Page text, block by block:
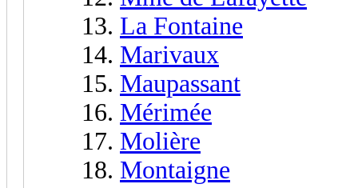
La Fontaine
Marivaux
Maupassant
Mérimée
Molière
Montaigne